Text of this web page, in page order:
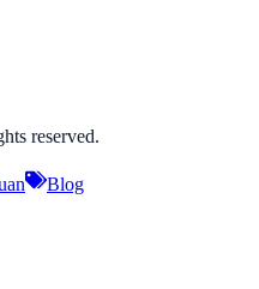
reserved.
Blog